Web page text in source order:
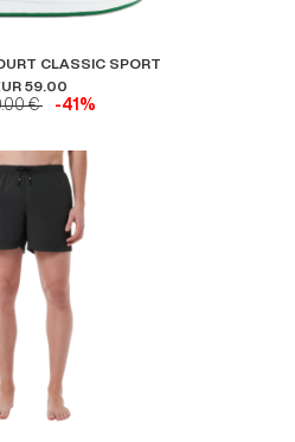
CLASSIC SPORT
59.00
€ -41%